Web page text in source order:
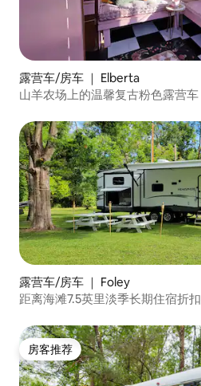
露营车/房车 ｜ Elberta
山羊农场上的温馨复古粉色露营车
露营车/房车 ｜ Foley
距离海滩7.5英里淡季长期住宿折扣
房客推荐
房客推荐